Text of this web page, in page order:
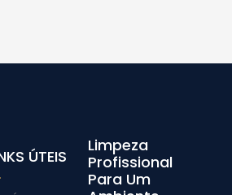
Limpeza
Profissional
Para Um
ÚTEIS